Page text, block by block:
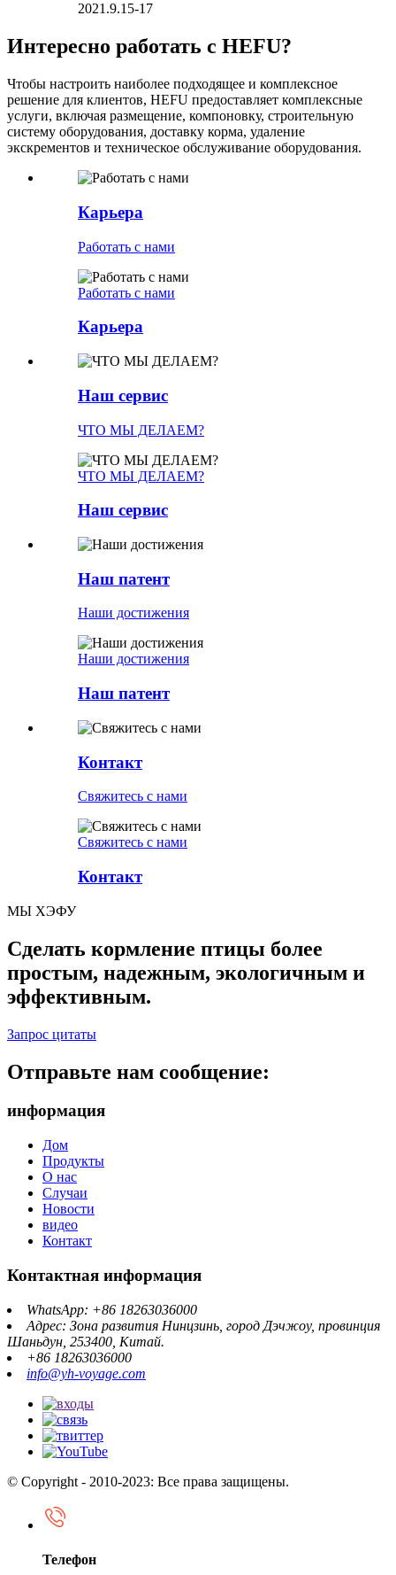
2021.9.15-17
Интересно работать с HEFU?
Чтобы настроить наиболее подходящее и комплексное
решение для клиентов, HEFU предоставляет комплексные
услуги, включая размещение, компоновку, строительную
систему оборудования, доставку корма, удаление
экскрементов и техническое обслуживание оборудования.
Карьера
Работать с нами
Работать с нами
Карьера
Наш сервис
ЧТО МЫ ДЕЛАЕМ?
ЧТО МЫ ДЕЛАЕМ?
Наш сервис
Наш патент
Наши достижения
Наши достижения
Наш патент
Контакт
Свяжитесь с нами
Свяжитесь с нами
Контакт
МЫ ХЭФУ
Сделать кормление птицы более
простым, надежным, экологичным и
эффективным.
Запрос цитаты
Отправьте нам сообщение:
информация
Дом
Продукты
О нас
Случаи
Новости
видео
Контакт
Контактная информация
WhatsApp: +86 18263036000
Адрес: Зона развития Нинцзинь, город Дэчжоу, провинция
Шаньдун, 253400, Китай.
+86 18263036000
info@yh-voyage.com
© Copyright - 2010-2023: Все права защищены.
Телефон